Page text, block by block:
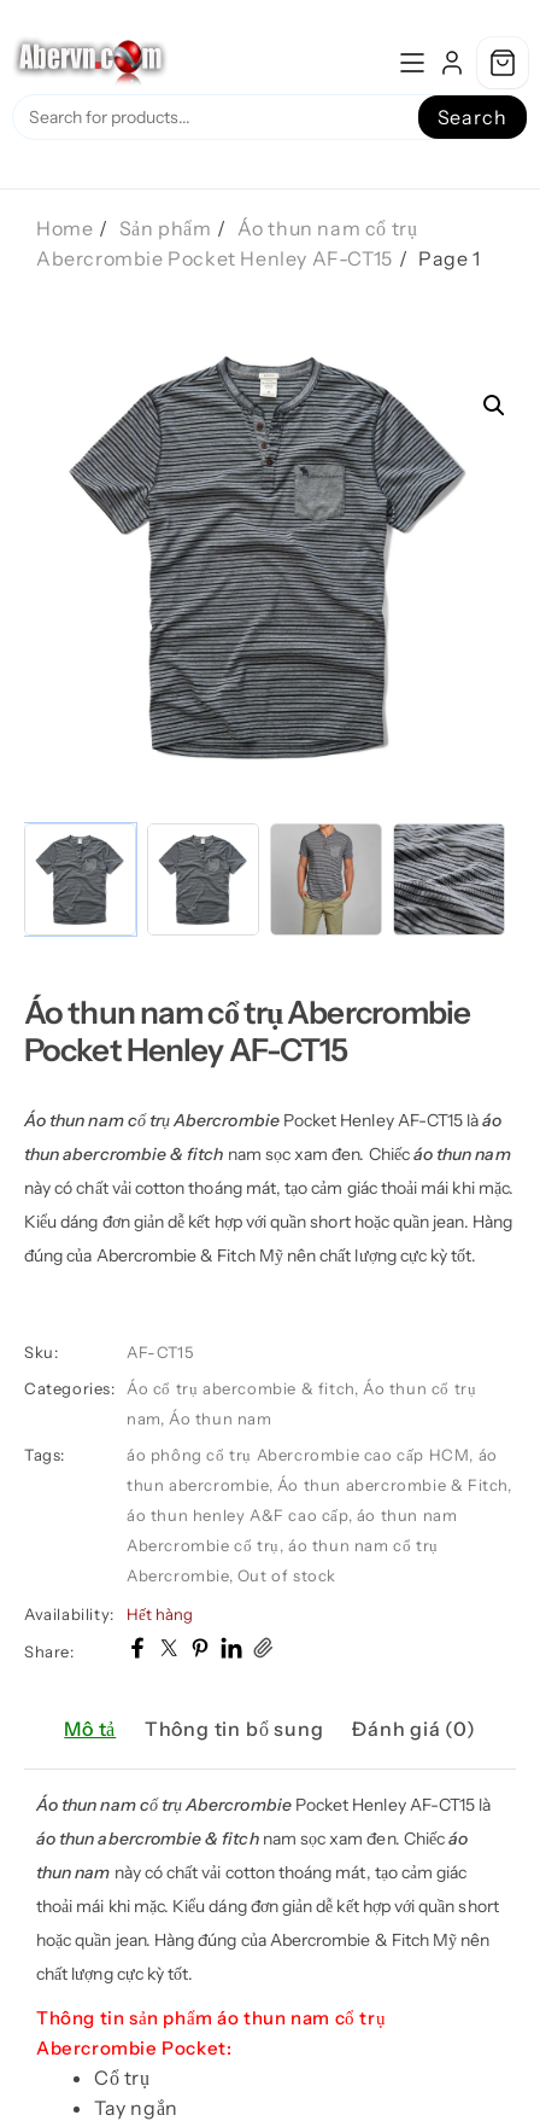
to
content
Search
Home Sản phẩm
Áo thun nam cổ trụ
Abercrombie Pocket Henley AF-CT15
Page 1
Áo thun nam cổ trụ Abercrombie
Pocket Henley AF-CT15
Áo thun nam cổ trụ AbercrombiePocket Henley AF-CT15 làáo
thun abercrombie & fitch nam sọc xam đen. Chiếcáo thun nam
này có chất vải cotton thoáng mát, tạo cảm giác thoải mái khi mặc.
Kiểu dáng đơn giản dễ kết hợp với quần short hoặc quần jean. Hàng
đúng của Abercrombie & Fitch Mỹ nên chất lượng cực kỳ tốt.
Sku:
AF-CT15
Categories:
Áo cổ trụ abercombie & fitch, Áo thun cổ trụ
nam, Áo thun nam
Tags:
áo phông cổ trụ Abercrombie cao cấp HCM, áo
thun abercrombie, Áo thun abercrombie & Fitch,
áo thun henley A&F cao cấp, áo thun nam
Abercrombie cổ trụ,áo thun nam cổ trụ
Abercrombie, Out of stock
Availability:
Hết hàng
Share:
Mô tả Thông tin bổ sung Đánh giá (0)
Áo thun nam cổ trụ AbercrombiePocket Henley AF-CT15 là
áo thun abercrombie & fitchnam sọc xam đen. Chiếcáo
thun nam này có chất vải cotton thoáng mát, tạo cảm giác
thoải mái khi mặc. Kiểu dáng đơn giản dễ kết hợp với quần short
hoặc quần jean. Hàng đúng của Abercrombie & Fitch Mỹ nên
chất lượng cực kỳ tốt.
Thông tin sản phẩm áo thun nam cổ trụ
Abercrombie Pocket:
Cổ trụ
Tay ngắn